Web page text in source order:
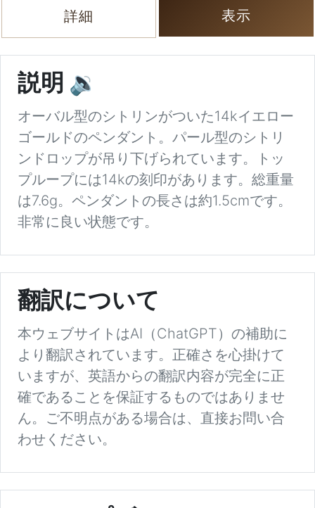
詳細 表示
説明 🔉
オーバル型のシトリンがついた14kイエロー
ゴールドのペンダント。パール型のシトリ
ンドロップが吊り下げられています。トッ
プループには14kの刻印があります。総重量
は7.6g。ペンダントの長さは約1.5cmです。
非常に良い状態です。
翻訳について
本ウェブサイトはAI（ChatGPT）の補助に
より翻訳されています。正確さを心掛けて
いますが、英語からの翻訳内容が完全に正
確であることを保証するものではありませ
ん。ご不明点がある場合は、直接お問い合
わせください。